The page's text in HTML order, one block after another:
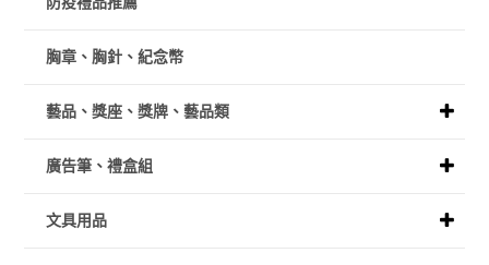
胸章、胸針、紀念幣
藝品、獎座、獎牌、藝品類
廣告筆、禮盒組
文具用品